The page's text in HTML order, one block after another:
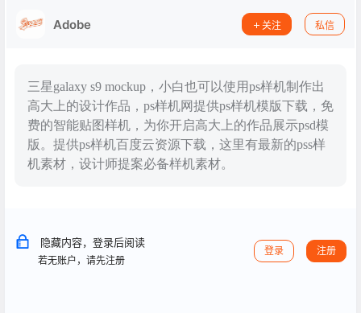
Adobe 关注 私信
三星galaxy s9 mockup，小白也可以使用ps样机制作出
高大上的设计作品，ps样机网提供ps样机模版下载，免
费的智能贴图样机，为你开启高大上的作品展示psd模
版。提供ps样机百度云资源下载，这里有最新的pss样
机素材，设计师提案必备样机素材。
隐藏内容，登录后阅读
若无账户，请先注册
登录 注册